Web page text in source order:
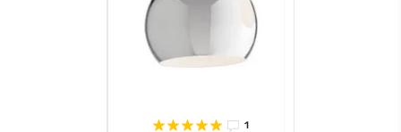
1